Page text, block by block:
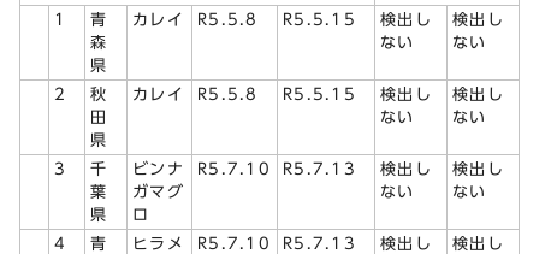
1
青
森
県
カレイ R5.5.8 R5.5.15
検出し
ない
検出し
ない
2
秋
田
県
カレイ R5.5.8 R5.5.15
検出し
ない
検出し
ない
3
千
葉
県
ビンナ
ガマグ
ロ
R5.7.10 R5.7.13
検出し
ない
検出し
ない
4
青
ヒラメ R5.7.10 R5.7.13
検出し
検出し